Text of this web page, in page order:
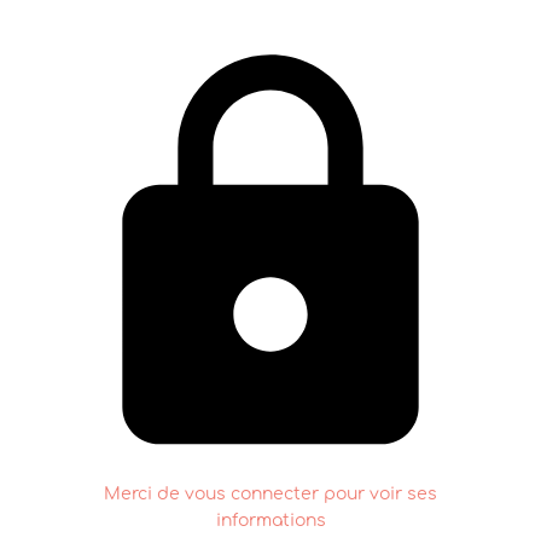
Merci de vous connecter pour voir ses
informations